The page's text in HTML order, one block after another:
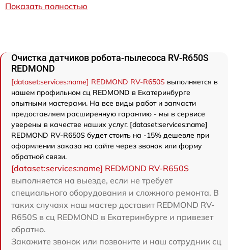
Показать полностью
Очистка датчиков робота-пылесоса RV-R650S
REDMOND
[dataset:services:name] REDMOND RV-R650S выполняется в
нашем профильном сц REDMOND в Екатеринбурге
опытными мастерами. На все виды работ и запчасти
предоставляем расширенную гарантию - мы в сервисе
уверены в качестве наших услуг. [dataset:services:name]
REDMOND RV-R650S будет стоить на -15% дешевле при
оформлении заказа на сайте через звонок или форму
обратной связи.
[dataset:services:name] REDMOND RV-R650S
выполняется на выезде, если не требует
специального оборудования и сложного ремонта. В
таких случаях наш мастер доставит REDMOND RV-
R650S в сц REDMOND в Екатеринбурге и привезет
обратно.
Закажите звонок или позвоните и наш сотрудник сц